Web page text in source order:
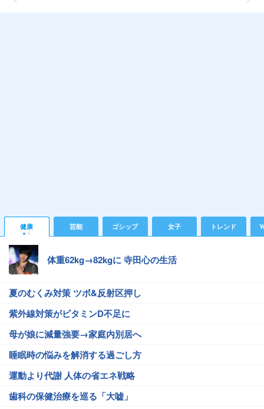
健康 芸能 ゴシップ 女子 トレンド
体重62kg→82kgに 寺田心の生活
夏のむくみ対策 ツボ&反射区押し
紫外線対策がビタミンD不足に
母が娘に減量強要→家庭内別居へ
睡眠時の悩みを解消する過ごし方
運動より代謝 人体の省エネ戦略
歯科の保健治療を巡る「大嘘」